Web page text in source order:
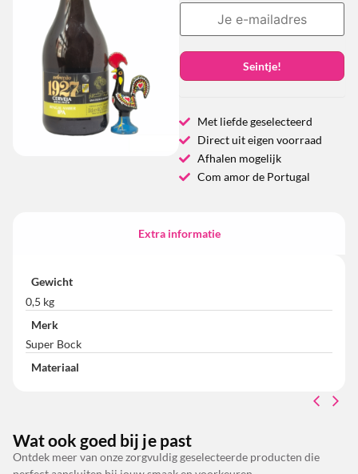
Seintje!
Met liefde geselecteerd
Direct uit eigen voorraad
Afhalen mogelijk
Com amor de Portugal
Extra informatie
Gewicht
0,5 kg
Merk
Super Bock
Materiaal
Wat ook goed bij je past
Ontdek meer van onze zorgvuldig geselecteerde producten die